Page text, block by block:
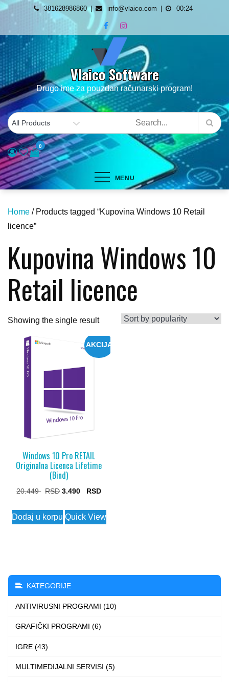
Skip
content
381628986860 info@vlaico.com 00:24
Vlaico Software
Drugo ime za pouzdan računarski program!
0
MENU
Home / Products tagged “Kupovina Windows 10 Retail
licence”
Kupovina Windows 10
Retail licence
Showing the single result
AKCIJA
Windows 10 Pro RETAIL
Originalna Licenca Lifetime
(Bind)
20.449
Original
was:
3.490
Current
is:
Dodaj u korpu Quick View
KATEGORIJE
ANTIVIRUSNI PROGRAMI (10)
GRAFIČKI PROGRAMI (6)
IGRE (43)
MULTIMEDIJALNI SERVISI (5)